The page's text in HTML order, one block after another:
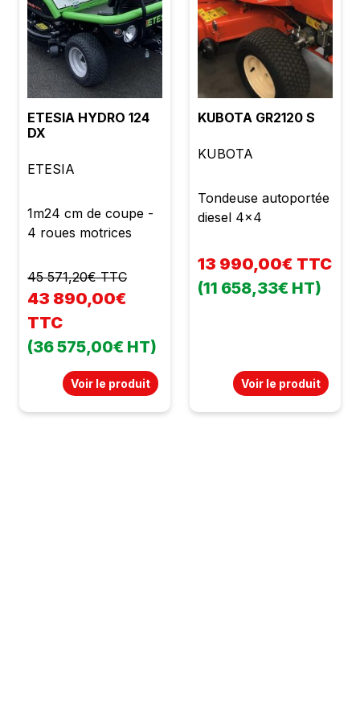
longitudinale avec
sécurité de surcharge
Bac arrière 1100 litres
compactés Vidange
hydraulique en
hauteur jusqu'à 2m50
Entrainement
motrices État neuf
récupérable Prix :
85890,00 € TTC soit
route
ETESIA HYDRO 124
DX
ETESIA
1m24 cm de coupe -
4 roues motrices
45 571,20€ TTC
43 890,00€
TTC
(36 575,00€ HT)
Voir le produit
KUBOTA GR2120 S
KUBOTA
Tondeuse autoportée
diesel 4x4
13 990,00€ TTC
(11 658,33€ HT)
Voir le produit